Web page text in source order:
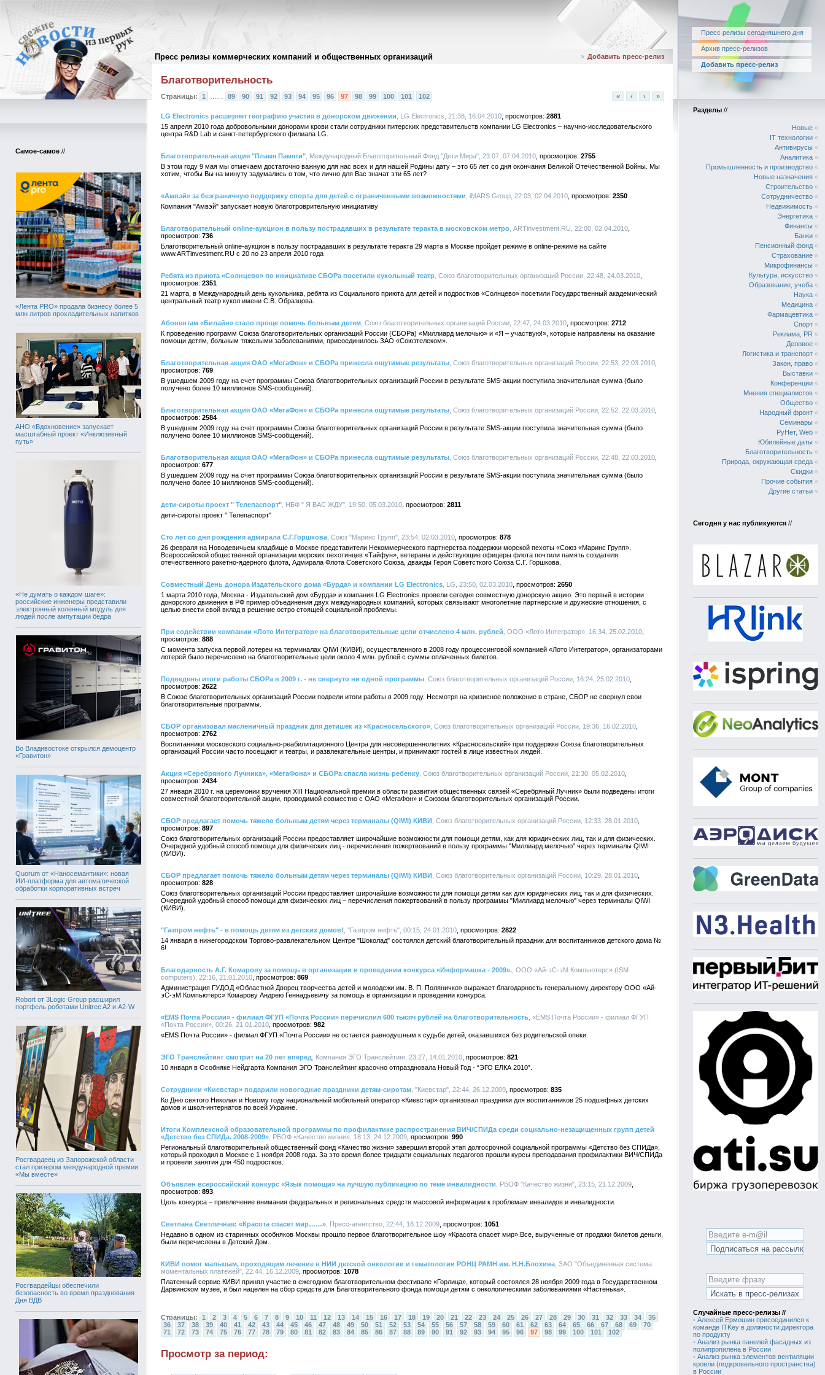
Пресс релизы коммерческих компаний и общественных организаций
Пресс релизы сегодняшнего дня
Архив пресс-релизов
Добавить пресс-релиз
Самое-самое //
«Лента PRO» продала бизнесу более 5
млн литров прохладительных напитков
АНО «Вдохновение» запускает
масштабный проект «Инклюзивный
путь»
«Не думать о каждом шаге»:
российские инженеры представили
электронный коленный модуль для
людей после ампутации бедра
Во Владивостоке открылся демоцентр
«Гравитон»
Quorum от «Наносемантики»: новая
ИИ-платформа для автоматической
обработки корпоративных встреч
Robort от 3Logic Group расширил
портфель роботами Unitree A2 и A2-W
Росгвардеец из Запорожской области
стал призером международной премии
«Мы вместе»
Росгвардейцы обеспечили
безопасность во время празднования
Дня ВДВ
Архив пресс-релизов// » Добавить пресс-релиз
Благотворительность
Страницы: 1 89 90 91 92 93 94 95 96 97 98 99 100 101 102 « ‹ › »
LG Electronics расширяет географию участия в донорском движении , LG Electronics, 21:38, 16.04.2010
2881
15 апреля 2010 года добровольными донорами крови стали сотрудники питерских представительств компании LG Electronics – научно-исследовательского
центра R&D Lab и санкт-петербургского филиала LG.
Благотворительная акция "Пламя Памяти" , Международный Благоторительный Фонд "Дети Мира", 23:07, 07.04.2010
2755
В этом году 9 мая мы отмечаем достаточно важную для нас всех и для нашей Родины дату – это 65 лет со дня окончания Великой Отечественной Войны. Мы
хотим, чтобы Вы на минуту задумались о том, что лично для Вас значат эти 65 лет?
«Амвэй» за безграничную поддержку спорта для детей с ограниченными возможностями , iMARS Group, 22:03, 02.04.2010
2350
Компания "Амвэй" запускает новую благотроврительную инициативу
Благотворительный online-аукцион в пользу пострадавших в результате теракта в московском метро , ARTinvestment.RU, 22:00, 02.04.2010
736
Благотворительный online-аукцион в пользу пострадавших в результате теракта 29 марта в Москве пройдет режиме в online-режиме на сайте
www.ARTinvestment.RU с 20 по 23 апреля 2010 года
Ребята из приюта «Солнцево» по инициативе СБОРа посетили кукольный театр , Союз благотворительных организаций России, 22:48, 24.03.2010
2351
21 марта, в Международный день кукольника, ребята из Социального приюта для детей и подростков «Солнцево» посетили Государственный академический
центральный театр кукол имени С.В. Образцова.
Абонентам «Билайн» стало проще помочь больным детям , Союз благотворительных организаций России, 22:47, 24.03.2010
2712
К проведению программ Союза благотворительных организаций России (СБОРа) «Миллиард мелочью» и «Я – участвую!», которые направлены на оказание
помощи детям, больным тяжелыми заболеваниями, присоединилось ЗАО «Союзтелеком».
Благотворительная акция ОАО «МегаФон» и СБОРа принесла ощутимые результаты , Союз благотворительных организаций России, 22:53, 22.03.2010
769
В ушедшем 2009 году на счет программы Союза благотворительных организаций России в результате SMS-акции поступила значительная сумма (было
получено более 10 миллионов SMS-сообщений).
Благотворительная акция ОАО «МегаФон» и СБОРа принесла ощутимые результаты , Союз благотворительных организаций России, 22:52, 22.03.2010
2584
В ушедшем 2009 году на счет программы Союза благотворительных организаций России в результате SMS-акции поступила значительная сумма (было
получено более 10 миллионов SMS-сообщений).
Благотворительная акция ОАО «МегаФон» и СБОРа принесла ощутимые результаты , Союз благотворительных организаций России, 22:48, 22.03.2010
677
В ушедшем 2009 году на счет программы Союза благотворительных организаций России в результате SMS-акции поступила значительная сумма (было
получено более 10 миллионов SMS-сообщений).
дети-сироты проект " Телепаспорт" , НБФ " Я ВАС ЖДУ", 19:50, 05.03.2010
2811
дети-сироты проект " Телепаспорт"
Сто лет со дня рождения адмирала С.Г.Горшкова , Союз "Маринс Групп", 23:54, 02.03.2010
878
26 февраля на Новодевичьем кладбище в Москве представители Некоммерческого партнерства поддержки морской пехоты «Союз «Маринс Групп»,
Всероссийской общественной организации морских пехотинцев «Тайфун», ветераны и действующие офицеры флота почтили память создателя
отечественного ракетно-ядерного флота, Адмирала Флота Советского Союза, дважды Героя Советсткого Союза С.Г. Горшкова.
Совместный День донора Издательского дома «Бурда» и компании LG Electronics , LG, 23:50, 02.03.2010
2650
1 марта 2010 года, Москва - Издательский дом «Бурда» и компания LG Electronics провели сегодня совместную донорскую акцию. Это первый в истории
донорского движения в РФ пример объединения двух международных компаний, которых связывают многолетние партнерские и дружеские отношения, с
целью внести свой вклад в решение остро стоящей социальной проблемы.
При содействии компании «Лото Интегратор» на благотворительные цели отчислено 4 млн. рублей , ООО «Лото Интегратор», 16:34, 25.02.2010
888
С момента запуска первой лотереи на терминалах QIWI (КИВИ), осуществленного в 2008 году процессинговой компанией «Лото Интегратор», организаторами
лотерей было перечислено на благотворительные цели около 4 млн. рублей с суммы оплаченных билетов.
Подведены итоги работы СБОРа в 2009 г. - не свернуто ни одной программы , Союз благотворительных организаций России, 16:24, 25.02.2010
2622
В Союзе благотворительных организаций России подвели итоги работы в 2009 году. Несмотря на кризисное положение в стране, СБОР не свернул свои
благотворительные программы.
СБОР организовал масленичный праздник для детишек из «Красносельского» , Союз благотворительных организаций России, 19:36, 16.02.2010
2762
Воспитанники московского социально-реабилитационного Центра для несовершеннолетних «Красносельский» при поддержке Союза благотворительных
организаций России часто посещают и театры, и развлекательные центры, и принимают гостей в лице известных людей.
Акция «Серебряного Лучника», «МегаФона» и СБОРа спасла жизнь ребенку , Союз благотворительных организаций России, 21:30, 05.02.2010
2434
27 января 2010 г. на церемонии вручения XIII Национальной премии в области развития общественных связей «Серебряный Лучник» были подведены итоги
совместной благотворительной акции, проводимой совместно с ОАО «МегаФон» и Союзом благотворительных организаций России.
СБОР предлагает помочь тяжело больным детям через терминалы (QIWI) КИВИ , Союз благотворительных организаций России, 12:33, 28.01.2010
897
Союз благотворительных организаций России предоставляет широчайшие возможности для помощи детям, как для юридических лиц, так и для физических.
Очередной удобный способ помощи для физических лиц - перечисления пожертвований в пользу программы "Миллиард мелочью" через терминалы QIWI
(КИВИ).
СБОР предлагает помочь тяжело больным детям через терминалы (QIWI) КИВИ , Союз благотворительных организаций России, 10:29, 28.01.2010
828
Союз благотворительных организаций России предоставляет широчайшие возможности для помощи детям как для юридических лиц, так и для физических.
Очередной удобный способ помощи для физических лиц – перечисления пожертвований в пользу программы "Миллиард мелочью" через терминалы QIWI
(КИВИ).
"Газпром нефть" - в помощь детям из детских домов! , "Газпром нефть", 00:15, 24.01.2010
2822
14 января в нижегородском Торгово-развлекательном Центре "Шоколад" состоялся детский благотворительный праздник для воспитанников детского дома №
6!
Благодарность А.Г. Комарову за помощь в организации и проведении конкурса «Информашка - 2009». , ООО «Ай-эС-эМ Компьютерс» (ISM
computers), 22:16, 21.01.2010
869
Администрация ГУДОД «Областной Дворец творчества детей и молодежи им. В. П. Поляничко» выражает благодарность генеральному директору ООО «Ай-
эС-эМ Компьютерс» Комарову Андрею Геннадьевичу за помощь в организации и проведении конкурса.
«EMS Почта России» - филиал ФГУП «Почта России» перечислил 600 тысяч рублей на благотворительность , «EMS Почта России» - филиал ФГУП
«Почта России», 00:26, 21.01.2010
982
«EMS Почта России» - филиал ФГУП «Почта России» не остается равнодушным к судьбе детей, оказавшихся без родительской опеки.
ЭГО Транслейтинг смотрит на 20 лет вперед , Компания ЭГО Транслейтинг, 23:27, 14.01.2010
821
10 января в Особняке Нейдгарта Компания ЭГО Транслейтинг красочно отпраздновала Новый Год - “ЭГО ЕЛКА 2010”.
Сотрудники «Киевстар» подарили новогодние праздники детям-сиротам , "Киевстар", 22:44, 26.12.2009
835
Ко Дню святого Николая и Новому году национальный мобильный оператор «Киевстар» организовал праздники для воспитанников 25 подшефных детских
домов и школ-интернатов по всей Украине.
Итоги Комплексной образовательной программы по профилактике распространения ВИЧ/СПИДа среди социально-незащищенных групп детей
«Детство без СПИДа. 2008-2009» , РБОФ «Качество жизни», 18:13, 24.12.2009
990
Региональный благотворительный общественный фонд «Качество жизни» завершил второй этап долгосрочной социальной программы «Детство без СПИДа»,
который проходил в Москве с 1 ноября 2008 года. За это время более тридцати социальных педагогов прошли курсы преподавания профилактики ВИЧ/СПИДа
и провели занятия для 450 подростков.
Объявлен всероссийский конкурс «Язык помощи» на лучшую публикацию по теме инвалидности , РБОФ "Качество жизни", 23:15, 21.12.2009
893
Цель конкурса – привлечение внимания федеральных и региональных средств массовой информации к проблемам инвалидов и инвалидности.
Светлана Светличная: «Красота спасет мир……» , Пресс-агентство, 22:44, 18.12.2009
1051
Недавно в одном из старинных особняков Москвы прошло первое благотворительное шоу «Красота спасет мир».Все, вырученные от продажи билетов деньги,
были перечислены в Детский Дом.
КИВИ помог малышам, проходящим лечение в НИИ детской онкологии и гематологии РОНЦ РАМН им. Н.Н.Блохина , ЗАО "Объединенная система
моментальных платежей", 22:44, 16.12.2009
1078
Платежный сервис КИВИ принял участие в ежегодном благотворительном фестивале «Горлица», который состоялся 28 ноября 2009 года в Государственном
Дарвинском музее, и был нацелен на сбор средств для Благотворительного фонда помощи детям с онкологическими заболеваниями «Настенька».
Страницы: 1 2 3 4 5 6 7 8 9 10 11 12 13 14 15 16 17 18 19 20 21 22 23 24 25 26 27 28 29 30 31 32 33 34
35
36
37 38 39 40 41 42 43 44 45 46 47 48 49 50 51 52 53 54 55 56 57 58 59 60 61 62 63 64 65 66 67 68 69
70
71
72 73 74 75 76 77 78 79 80 81 82 83 84 85 86 87 88 89 90 91 92 93 94 95 96 97 98 99 100 101 102
Просмотр за период:
Разделы //
Новые «
IT технологии «
Антивирусы «
Аналитика «
Промышленность и производство «
Новые назначения «
Строительство «
Сотрудничество «
Недвижимость «
Энергетика «
Финансы «
Банки «
Пенсионный фонд «
Страхование «
Микрофинансы «
Культура, искусство «
Образование, учеба «
Наука «
Медицина «
Фармацевтика «
Спорт «
Реклама, PR «
Деловое «
Логистика и транспорт «
Закон, право «
Выставки «
Конференции «
Мнения специалистов «
Общество «
Народный фронт «
Семинары «
РуНет, Web «
Юбилейные даты «
Благотворительность «
Природа, окружающая среда «
Скидки «
Прочие события «
Другие статьи «
Сегодня у нас публикуются //
Случайные пресс-релизы //
• Алексей Ермошин присоединился к
команде ITKey в должности директора
по продукту
• Анализ рынка панелей фасадных из
полипропилена в России
• Анализ рынка элементов вентиляции
кровли (подкровельного пространства)
в России